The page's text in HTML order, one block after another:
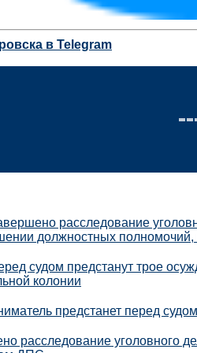
в Telegram
расследование
должностных полномочий,
судом предстанут трое
колонии
предстанет перед
расследование уголовного